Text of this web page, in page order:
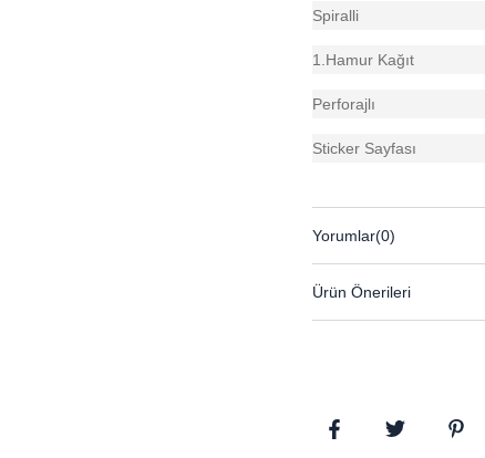
Spiralli
1.Hamur Kağıt
Perforajlı
Sticker Sayfası
Yorumlar(0)
Ürün Önerileri